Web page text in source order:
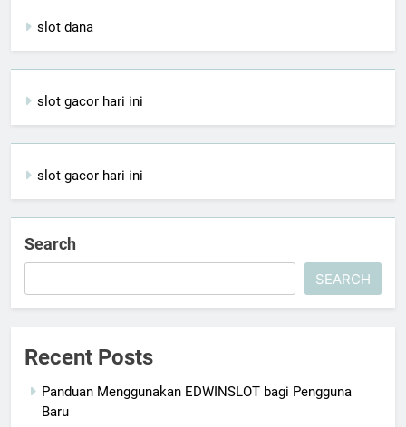
slot dana
slot gacor hari ini
slot gacor hari ini
Search
SEARCH
Recent Posts
Panduan Menggunakan EDWINSLOT bagi Pengguna
Baru